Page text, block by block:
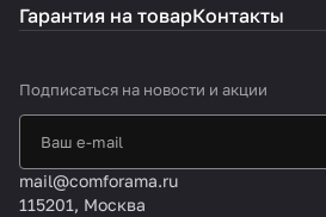
Гарантия на товарКонтакты
Подписаться на новости и акции
mail@comforama.ru
115201, Москва